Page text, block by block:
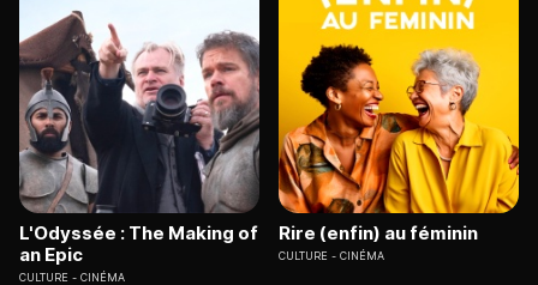
L'Odyssée : The Making of
an Epic
CULTURE CINÉMA
Rire (enfin) au féminin
CULTURE CINÉMA